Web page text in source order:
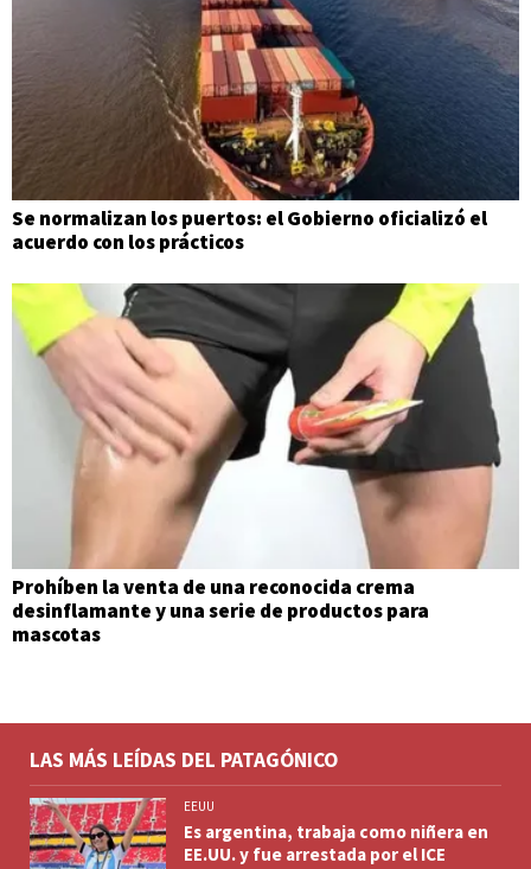
Se normalizan los puertos: el Gobierno oficializó el
acuerdo con los prácticos
Prohíben la venta de una reconocida crema
desinflamante y una serie de productos para
mascotas
LAS MÁS LEÍDAS DEL PATAGÓNICO
EEUU
Es argentina, trabaja como niñera en
EE.UU. y fue arrestada por el ICE